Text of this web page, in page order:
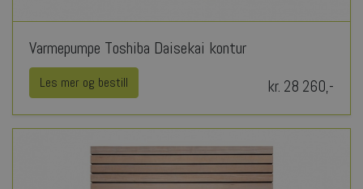
Varmepumpe Toshiba Daisekai kontur
Les mer og bestill kr. 28 260,-